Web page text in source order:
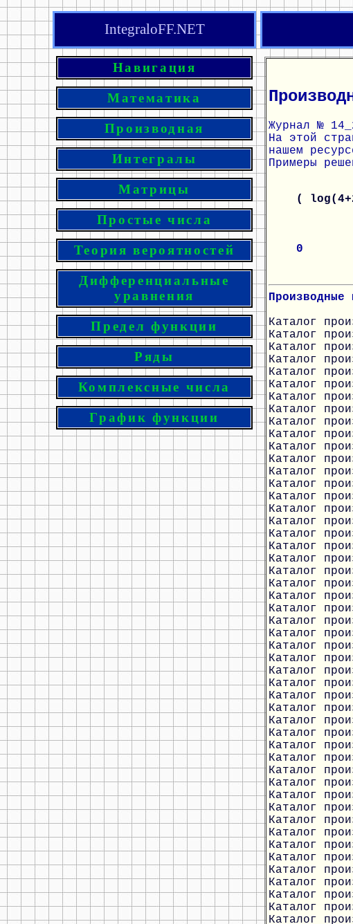
IntegraloFF.NET
Навигация
Математика
Производная
Интегралы
Матрицы
Простые числа
Теория вероятностей
Дифференциальные
уравнения
Предел функции
Ряды
Комплексные числа
График функции
Журнал №
На этой
нашем
Примеры
(
0
Производные
Каталог
Каталог
Каталог
Каталог
Каталог
Каталог
Каталог
Каталог
Каталог
Каталог
Каталог
Каталог
Каталог
Каталог
Каталог
Каталог
Каталог
Каталог
Каталог
Каталог
Каталог
Каталог
Каталог
Каталог
Каталог
Каталог
Каталог
Каталог
Каталог
Каталог
Каталог
Каталог
Каталог
Каталог
Каталог
Каталог
Каталог
Каталог
Каталог
Каталог
Каталог
Каталог
Каталог
Каталог
Каталог
Каталог
Каталог
Каталог
Каталог